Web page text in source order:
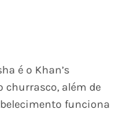
é o Khan’s
churrasco, além de
funciona